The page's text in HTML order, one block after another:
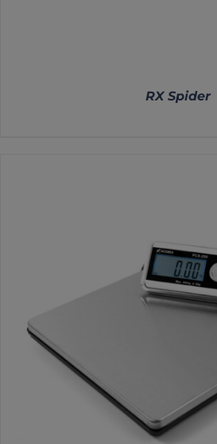
DETALLES
RX Spider